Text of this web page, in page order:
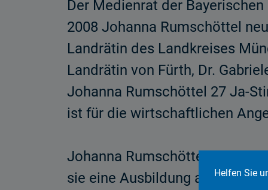
Helfen Sie
Der Medienrat der
2008 Johanna Rumschöttel
Landrätin des Landkreises
Landrätin von Fürth, Dr.
Johanna Rumschöttel 27 Ja-
ist für die wirtschaftlichen
Johanna Rumschöttel wurde
sie eine Ausbildung als